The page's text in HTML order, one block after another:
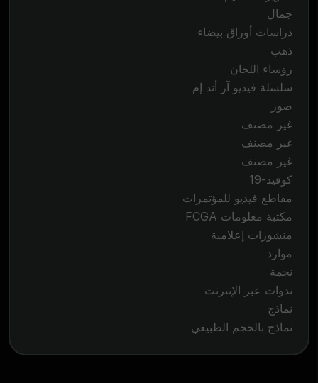
جمال
دراسات أوراق بيضاء
ذهب
رؤساء اللجان
سلسلة فيديو آر أند إم
صور
غير مصنف
غير مصنف
غير مصنف
كوفيد-19
مقاطع فيديو للمؤتمرات
مكتبة معلومات FCGA
منشورات إعلامية
موارد
نجمة
ندوات عبر الإنترنت
نماذج
نماذج بالحجم الطبيعي